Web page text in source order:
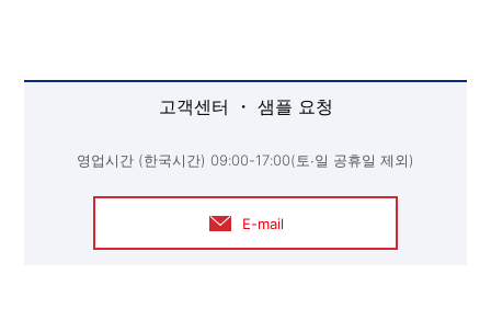
고객센터 ・ 샘플 요청
영업시간 (한국시간) 09:00-17:00(토∙일 공휴일 제외)
E-mail